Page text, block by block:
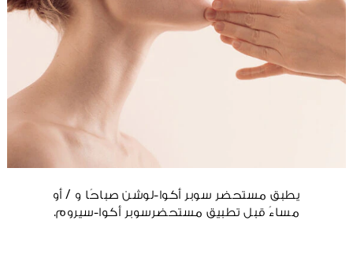
يطبق مستحضر سوبر أكوا-لوشن صباحًا و / أو
مساءً قبل تطبيق مستحضرسوبر أكوا-سيروم.